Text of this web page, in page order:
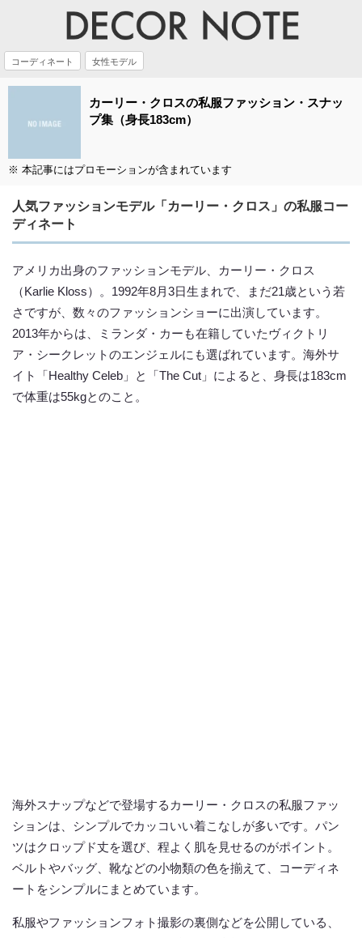
コーディネート 女性モデル
カーリー・クロスの私服ファッション・スナッ
プ集（身長183cm）
※ 本記事にはプロモーションが含まれています
人気ファッションモデル「カーリー・クロス」の私服コー
ディネート
アメリカ出身のファッションモデル、カーリー・クロス
（Karlie Kloss）。1992年8月3日生まれで、まだ21歳という若
さですが、数々のファッションショーに出演しています。
2013年からは、ミランダ・カーも在籍していたヴィクトリ
ア・シークレットのエンジェルにも選ばれています。海外サ
イト「Healthy Celeb」と「The Cut」によると、身長は183cm
で体重は55kgとのこと。
海外スナップなどで登場するカーリー・クロスの私服ファッ
ションは、シンプルでカッコいい着こなしが多いです。パン
ツはクロップド丈を選び、程よく肌を見せるのがポイント。
ベルトやバッグ、靴などの小物類の色を揃えて、コーディネ
ートをシンプルにまとめています。
私服やファッションフォト撮影の裏側などを公開している、